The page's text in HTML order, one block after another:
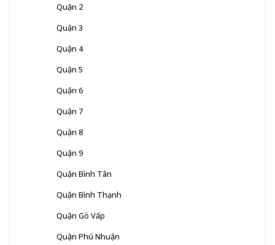
Quận 2
Quận 3
Quận 4
Quận 5
Quận 6
Quận 7
Quận 8
Quận 9
Quận Bình Tân
Quận Bình Thạnh
Quận Gò Vấp
Quận Phú Nhuận